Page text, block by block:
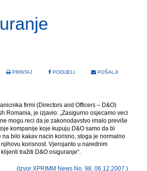
PRINTAJ PODIJELI POŠALJI
firmi (Directors and Officers – D&O)
Romania, je izjavio: „Zasigurno osjecamo veci
mogu reci da je zakonodavstvo imalo previše
kompanije koje kupuju D&O samo da bi
bilo kakav nacin korisno, stoga je normalno
korisnost. Vjerojanto u narednim
tražiti D&O osiguranje“.
(Izvor XPRIMM News No. 98, 06.12.2007.)